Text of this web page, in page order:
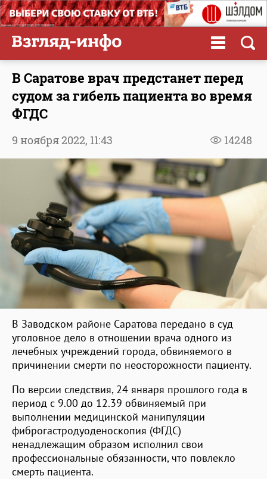
В Саратове врач предстанет перед
судом за гибель пациента во время
ФГДС
14248
9 ноября 2022, 11:43
В Заводском районе Саратова передано в суд
уголовное дело в отношении врача одного из
лечебных учреждений города, обвиняемого в
причинении смерти по неосторожности пациенту.
По версии следствия, 24 января прошлого года в
период с 9.00 до 12.39 обвиняемый при
выполнении медицинской манипуляции
фиброгастродуоденоскопия (ФГДС)
ненадлежащим образом исполнил свои
профессиональные обязанности, что повлекло
смерть пациента.